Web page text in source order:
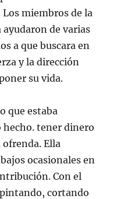
miembros de la
de varias
a que buscara en
y la dirección
su vida.
que estaba
hecho. tener dinero
Ella
ocasionales en
Con el
cortando